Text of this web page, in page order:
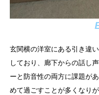
玄関横の洋室にある引き違
しており、廊下からの話し
ーと防音性の両方に課題が
めて過ごすことが多くなり